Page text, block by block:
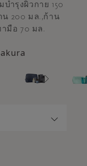
ำรุงผิวกาย 150
200 มล.,ก้าน
มือ 70 มล.